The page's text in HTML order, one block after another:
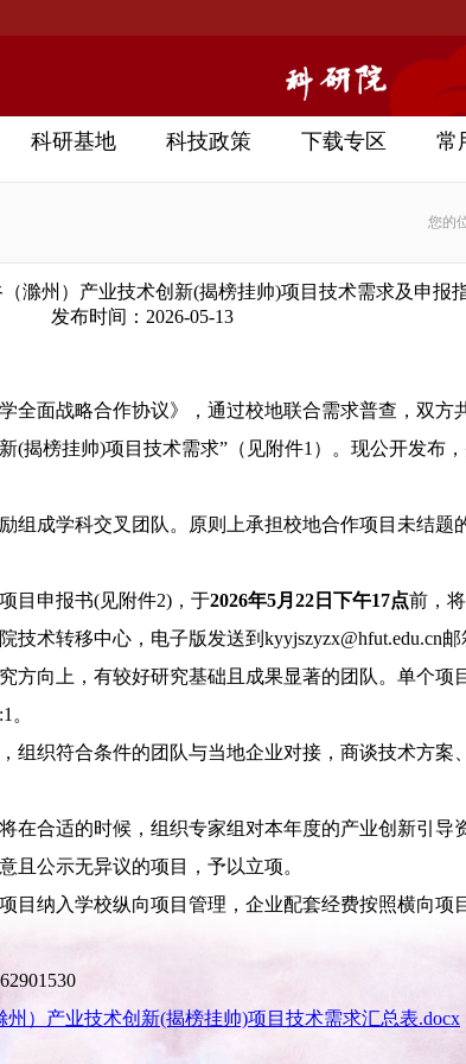
科研基地 科技政策 下载专区 常
您的
滁州）产业技术创新(揭榜挂帅)项目技术需求及申报
发布时间：2026-05-13
全面战略合作协议》，通过校地联合需求普查，双方
(揭榜挂帅)项目技术需求”（见附件1）。现公开发布
组成学科交叉团队。原则上承担校地合作项目未结题
目申报书(见附件2)，于2026年5月22日下午17点前，
术转移中心，电子版发送到kyyjszyzx@hfut.edu.cn邮
方向上，有较好研究基础且成果显著的团队。单个项
。
组织符合条件的团队与当地企业对接，商谈技术方案
在合适的时候，组织专家组对本年度的产业创新引导
且公示无异议的项目，予以立项。
目纳入学校纵向项目管理，企业配套经费按照横向项
州）产业技术创新(揭榜挂帅)项目技术需求汇总表.docx